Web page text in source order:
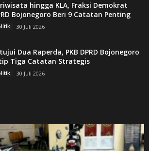
hingga KLA, Fraksi Demokrat
Bojonegoro Beri 9 Catatan Penting
30 Juli 2026
Dua Raperda, PKB DPRD Bojonegoro
Tiga Catatan Strategis
30 Juli 2026